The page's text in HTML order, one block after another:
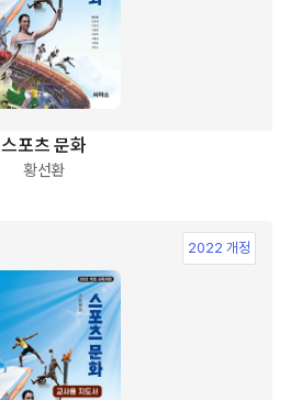
스포츠 문화
황선환
2022 개정